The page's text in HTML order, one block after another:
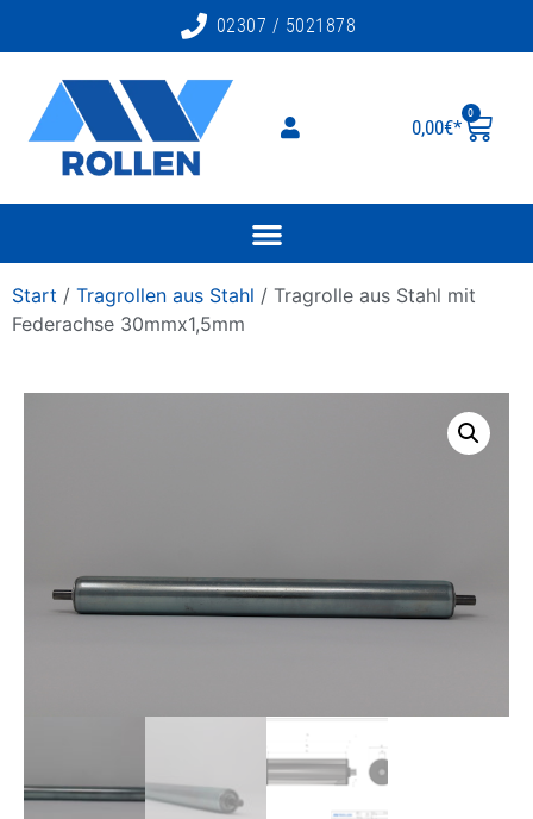
02307 / 5021878
0,00€
0
Start / Tragrollen aus Stahl / Tragrolle aus Stahl mit
Federachse 30mmx1,5mm